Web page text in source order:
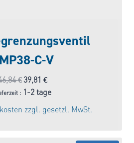
C-V
€Ursprünglicher
Preis
war:
46,84 €
39,81 €Aktueller
Preis
: 1-2 tage
zzgl. gesetzl. MwSt.